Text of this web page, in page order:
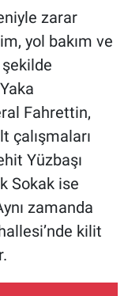
zarar
yol bakım ve
şekilde
Fahrettin,
çalışmaları
Yüzbaşı
Sokak ise
zamanda
kilit